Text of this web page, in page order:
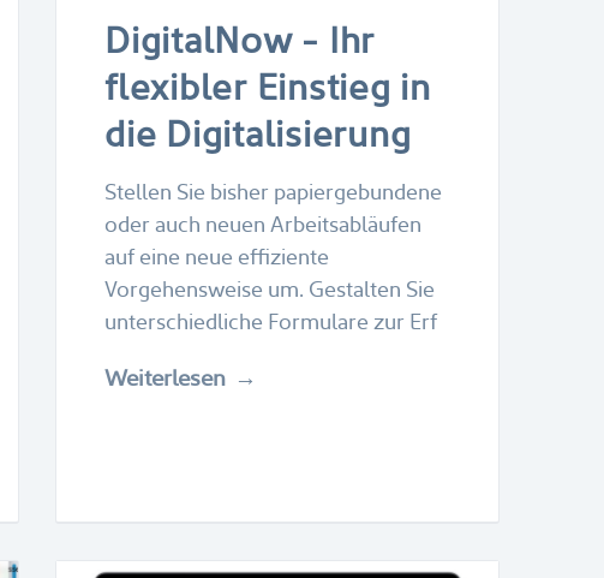
DigitalNow - Ihr
flexibler Einstieg in
die Digitalisierung
Stellen Sie bisher papiergebundene
oder auch neuen Arbeitsabläufen
auf eine neue effiziente
Vorgehensweise um. Gestalten Sie
unterschiedliche Formulare zur Erf
Weiterlesen